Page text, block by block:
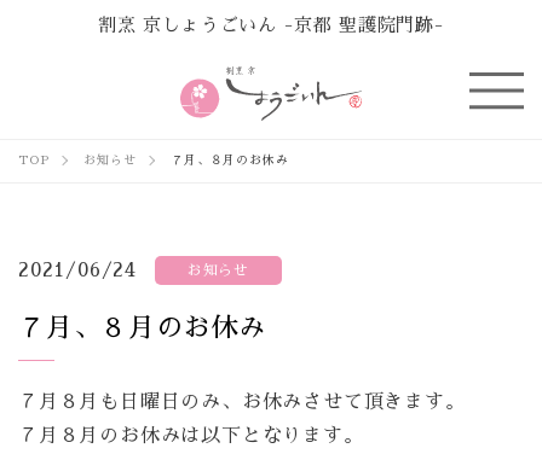
割烹 京しょうごいん -京都 聖護院門跡-
TOP お知らせ ７月、８月のお休み
2021/06/24 お知らせ
７月、８月のお休み
７月８月も日曜日のみ、お休みさせて頂きます。
７月８月のお休みは以下となります。